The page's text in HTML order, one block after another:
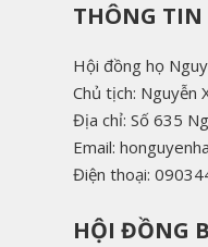
THÔNG
Hội đồng họ
Chủ tịch: Nguyễn
Địa chỉ: Số 635
Email:
Điện thoại:
HỘI ĐỒNG